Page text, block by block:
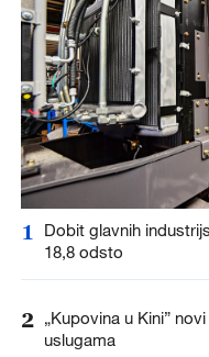
1
Dobit glavnih
18,8 odsto
2 „Kupovina u Kini”
uslugama